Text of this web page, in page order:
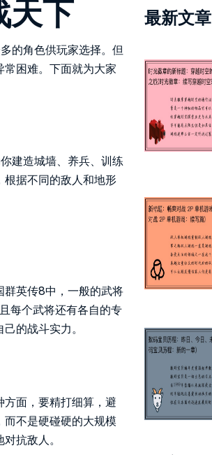
天下
的角色供玩家选择。但
困难。下面就为大家
建造城墙、养兵、训练
据不同的敌人和地形
群英传8中，一般的武将
每个武将还有各自的专
的战斗实力。
面，要精打细算，避
不是硬碰硬的大规模
抗敌人。
最新文章